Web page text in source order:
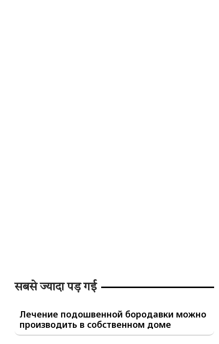
सबसे ज्यादा पड़ गई
Лечение подошвенной бородавки можно
производить в собственном доме